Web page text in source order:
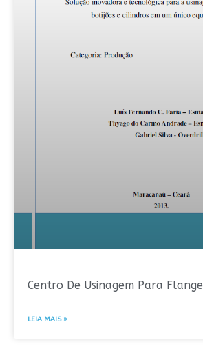
Centro De Usinagem Para Flange
LEIA MAIS »